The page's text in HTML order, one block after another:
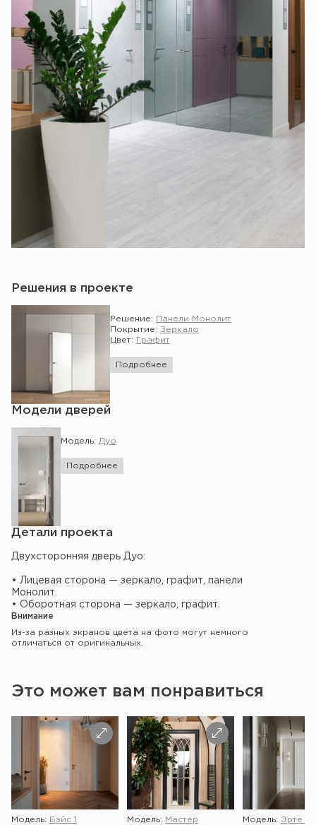
Решения в проекте
Решение:
Панели Монолит
Покрытие: Зеркало
Цвет:
Графит
Подробнее
Модели дверей
Модель: Дуо
Подробнее
Детали проекта
Двухсторонняя дверь Дуо:
• Лицевая сторона — зеркало, графит, панели
Монолит.
• Оборотная сторона — зеркало, графит.
Внимание
Из-за разных экранов цвета на фото могут немного
отличаться от оригинальных.
Это может вам понравиться
Модель: Бэйс 1 Модель:
Мастер
Модель: Эрте 2